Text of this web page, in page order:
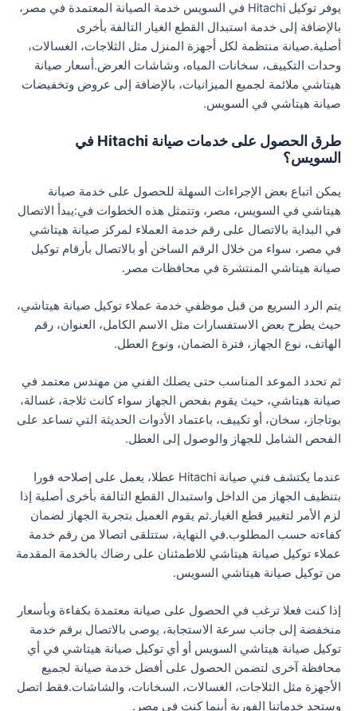
يوفر توكيل Hitachi في السويس خدمة الصيانة المعتمدة في مصر،
بالإضافة إلى خدمة استبدال القطع الغيار التالفة بأخرى
أصلية.صيانة منتظمة لكل أجهزة المنزل مثل الثلاجات، الغسالات،
وحدات التكييف، سخانات المياه، وشاشات العرض.أسعار صيانة
هيتاشي ملائمة لجميع الميزانيات، بالإضافة إلى عروض وتخفيضات
صيانة هيتاشي في السويس.
طرق الحصول على خدمات صيانة Hitachi في
السويس؟
يمكن اتباع بعض الإجراءات السهلة للحصول على خدمة صيانة
هيتاشي في السويس، مصر، وتتمثل هذه الخطوات في:يبدأ الاتصال
في البداية بالاتصال على رقم خدمة العملاء لمركز صيانة هيتاشي
في مصر، سواء من خلال الرقم الساخن أو بالاتصال بأرقام توكيل
صيانة هيتاشي المنتشرة في محافظات مصر.
يتم الرد السريع من قبل موظفي خدمة عملاء توكيل صيانة هيتاشي،
حيث يطرح بعض الاستفسارات مثل الاسم الكامل، العنوان، رقم
الهاتف، نوع الجهاز، فترة الضمان، ونوع العطل.
ثم تحدد الموعد المناسب حتى يصلك الفني من مهندس معتمد في
صيانة هيتاشي، حيث يقوم بفحص الجهاز سواء كانت ثلاجة، غسالة،
بوتاجاز، سخان، أو تكييف، باعتماد الأدوات الحديثة التي تساعد على
الفحص الشامل للجهاز والوصول إلى العطل.
عندما يكتشف فني صيانة Hitachi عطلا، يعمل على إصلاحه فورا
بتنظيف الجهاز من الداخل واستبدال القطع التالفة بأخرى أصلية إذا
لزم الأمر لتغيير قطع الغيار.ثم يقوم العميل بتجربة الجهاز لضمان
كفاءته حسب المطلوب.في النهاية، ستتلقى اتصالا من رقم خدمة
عملاء توكيل صيانة هيتاشي للاطمئنان على رضاك بالخدمة المقدمة
من توكيل صيانة هيتاشي السويس.
إذا كنت فعلا ترغب في الحصول على صيانة معتمدة بكفاءة وبأسعار
منخفضة إلى جانب سرعة الاستجابة، يوصى بالاتصال برقم خدمة
توكيل صيانة هيتاشي السويس أو أي توكيل صيانة هيتاشي في أي
محافظة آخرى لتضمن الحصول على أفضل خدمة صيانة لجميع
الأجهزة مثل الثلاجات، الغسالات، السخانات، والشاشات.فقط اتصل
وستجد خدماتنا الفورية أينما كنت في مصر.